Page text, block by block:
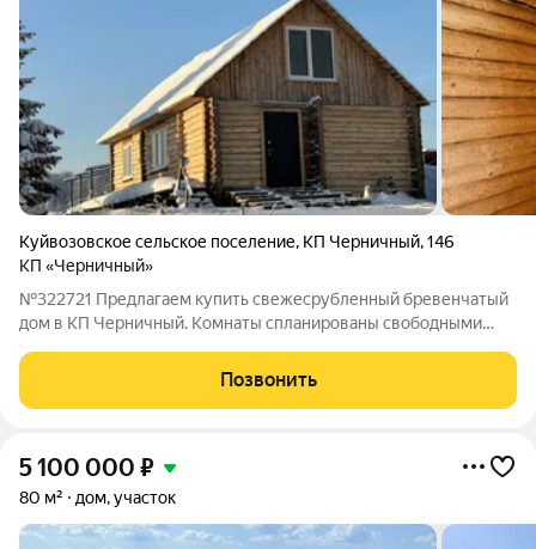
Куйвозовское сельское поселение, КП Черничный,146
КП «Черничный»
№322721 Предлагаем купить свежесрубленный бревенчатый
дом в КП Черничный. Комнаты спланированы свободными
вкусу. Все грязные работы закончены, вам осталось привнести
свою изюминку, и дом для
Позвонить
5 100 000 ₽
80 м² дом, участок